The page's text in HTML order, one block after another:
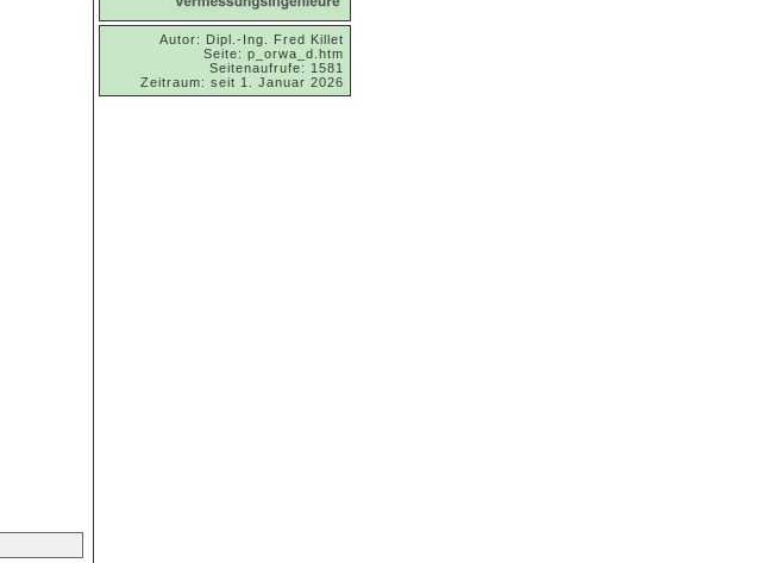
Autor: Dipl.-Ing. Fred Killet
Seite: p_orwa_d.htm
Seitenaufrufe: 1581
Zeitraum: seit 1. Januar 2026